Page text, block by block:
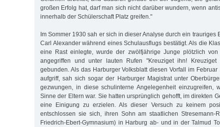
großen Erfolg hat, darf man sich nicht darüber wundern, wenn
innerhalb der Schülerschaft Platz greifen."
Im Sommer 1930 sah er sich in dieser Ana­lyse durch ein trauriges
Carl Alexander während eines Schulausflugs bestätigt. Als die
eine Rast einlegte, wurde der zwölfjährige Junge plötzlich von
angegriffen und unter lauten Rufen "Kreuziget ihn!
gebunden. Als das Harburger Volksblatt diesen Vor­fall im
aufgriff, sah sich sogar der Harburger Magistrat unter
gezwungen, in diese schulinterne Angelegenheit einzugreifen,
Sinne der Eltern war. Sie hatten ursprünglich gehofft, im direkten
eine Einigung zu erzielen. Als dieser Versuch zu keinem
entschlossen sie sich, ihren Sohn am staatlichen Stresemann-
Friedrich-Ebert-Gymnasium) in Harburg ab- und in der Talmud